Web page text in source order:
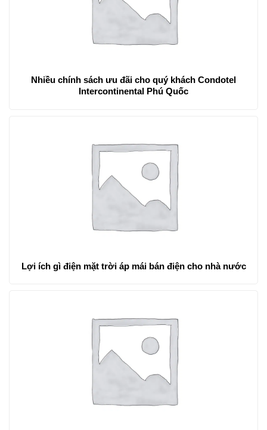
Nhiều chính sách ưu đãi cho quý khách Condotel
Intercontinental Phú Quốc
Lợi ích gì điện mặt trời áp mái bán điện cho nhà nước